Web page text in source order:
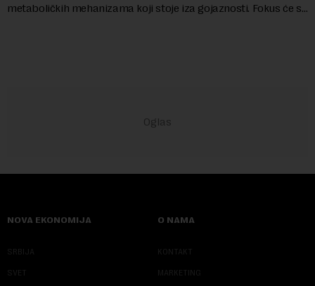
metaboličkih mehanizama koji stoje iza gojaznosti. Fokus će se
NOVA EKONOMIJA
SRBIJA
SVET
O NAMA
KONTAKT
MARKETING